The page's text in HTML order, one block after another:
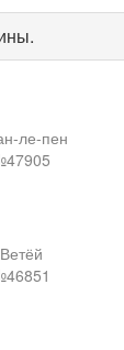
ле-пен
Ветёй